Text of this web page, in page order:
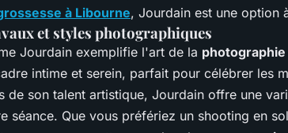
à Libourne, Jourdain est une option
et styles photographiques
Jourdain exemplifie l'art de la
intime et serein, parfait pour célébrer les
de son talent artistique, Jourdain offre une
séance. Que vous préfériez un shooting en